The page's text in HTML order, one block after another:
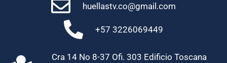
huellastv.co@gmail.com
+57 3226069449
Cra 14 No 8-37 Ofi. 303 Edificio Toscana